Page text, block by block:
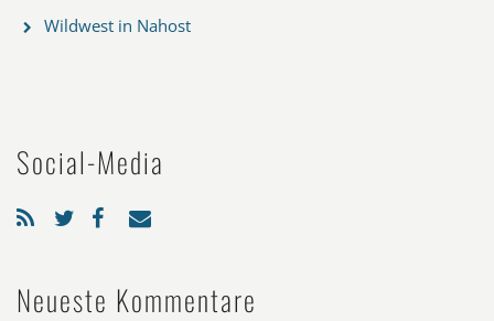
Wildwest in Nahost
Social-Media
Neueste Kommentare